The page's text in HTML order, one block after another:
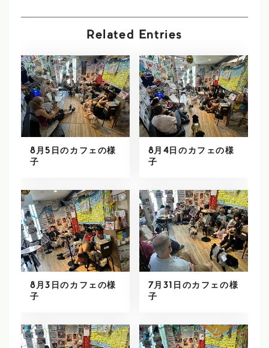
Related Entries
8月5日のカフェの様
子
8月4日のカフェの様
子
8月3日のカフェの様
子
7月31日のカフェの様
子